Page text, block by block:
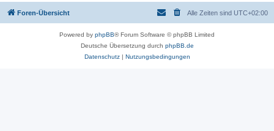
Foren-Übersicht Alle Zeiten sind UTC+02:00
Powered by phpBB® Forum Software © phpBB Limited
Deutsche Übersetzung durch phpBB.de
Datenschutz| Nutzungsbedingungen